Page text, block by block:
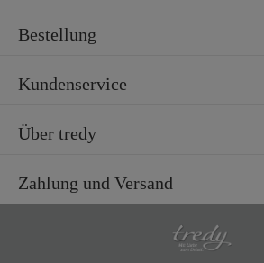
Bestellung
Kundenservice
Über tredy
Zahlung und Versand